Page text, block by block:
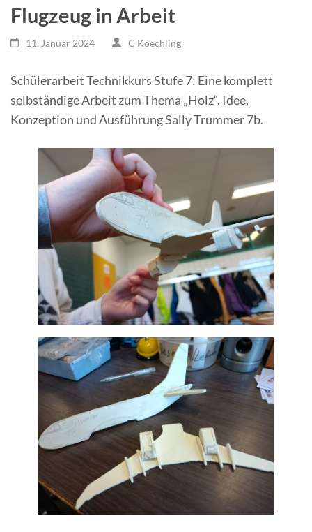
Flugzeug in Arbeit
11. Januar 2024 C Koechling
Schülerarbeit Technikkurs Stufe 7: Eine komplett
selbständige Arbeit zum Thema „Holz“. Idee,
Konzeption und Ausführung Sally Trummer 7b.